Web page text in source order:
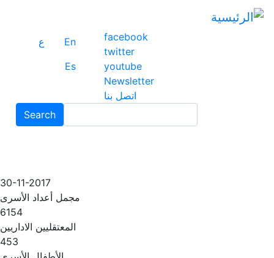
facebook
twitter
youtube
Newsletter
اتصل بنا
En
ع
Es
Search
Search
30-11-2017
مجمل أعداد الأسرى
6154
المعتقليين الاداريين
453